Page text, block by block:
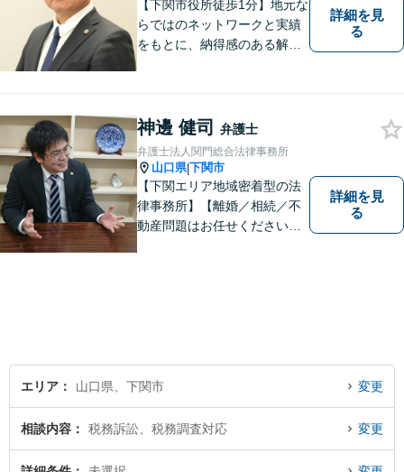
【下関市役所徒歩1分】地元な
らではのネットワークと実績
をもとに、納得感のある解決
詳細を見
る
神邊 健司 弁護士
弁護士法人関門総合法律事務所
山口県|下関市
【下関エリア地域密着型の法
律事務所】【離婚／相続／不
動産問題はお任せください】
詳細を見
る
エリア 山口県、下関市 変更
相談内容 税務訴訟、税務調査対応 変更